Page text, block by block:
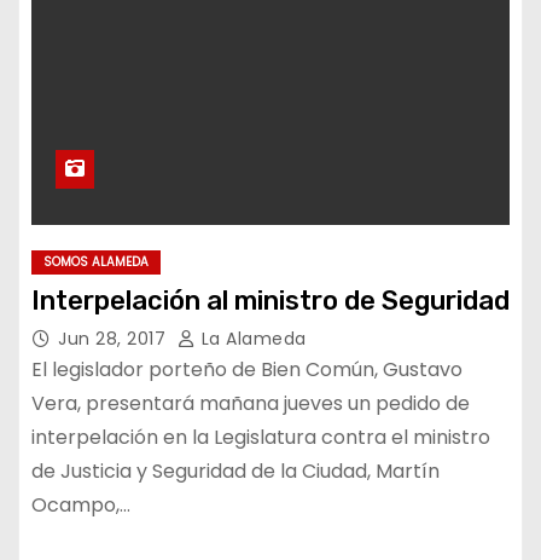
SOMOS ALAMEDA
Interpelación al ministro de Seguridad
Jun 28, 2017 La Alameda
El legislador porteño de Bien Común, Gustavo
Vera, presentará mañana jueves un pedido de
interpelación en la Legislatura contra el ministro
de Justicia y Seguridad de la Ciudad, Martín
Ocampo,…